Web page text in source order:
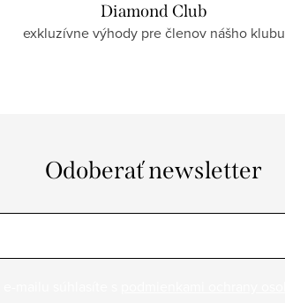
Diamond Club
exkluzívne výhody pre členov nášho klubu
Odoberať newsletter